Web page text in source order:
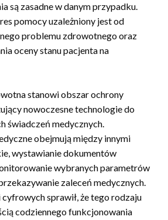
są zasadne w danym przypadku.
pomocy uzależniony jest od
problemu zdrowotnego oraz
oceny stanu pacjenta na
stanowi obszar ochrony
nowoczesne technologie do
świadczeń medycznych.
obejmują między innymi
wystawianie dokumentów
wybranych parametrów
zaleceń medycznych.
sprawił, że tego rodzaju
codziennego funkcjonowania